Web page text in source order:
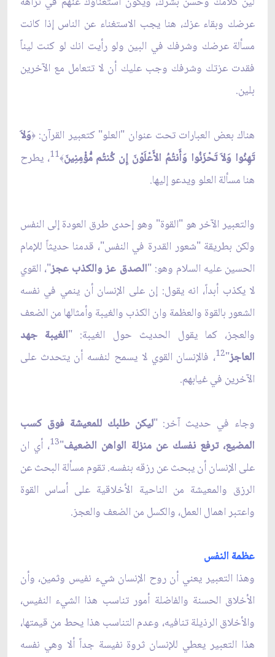
عرضك وبقاء عزك، هنا يجب الاستغناء عن الناس إذا كانت
مسألة عرضك وشرفك في البين ولو رأيت انك لو كنت ليناً
فقدت عزتك وشرفك وجب عليك أن لا تتعامل مع الآخرين
بلين.
هناك بعض العبارات تحت عنوان "العلو" كتعبير القرآن:﴿وَلاَ
تَهِنُوا وَلاَ تَحْزَنُوا وَأَنتُمُ الأَعْلَوْنَ إِن كُنتُم مُّؤْمِنِينَ﴾11، يطرح
هنا مسألة العلو ويدعو إليها.
والتعبير الآخر هو "القوة" وهو إحدى طرق العودة إلى النفس
ولكن بطريقة "شعور القدرة في النفس"، قدمنا حديثاً للإمام
الحسين عليه السلام وهو: "الصدق عز والكذب عجز"، القوي
لا يكذب أبداً، انه يقول: إن على الإنسان أن ينمي في نفسه
الشعور بالقوة والعظمة وان الكذب والغيبة وأمثالها من الضعف
والعجز، كما يقول الحديث حول الغيبة: "الغيبة جهد
العاجز"
12، فالإنسان القوي لا يسمح لنفسه أن يتحدث على
الآخرين في غيابهم.
وجاء في حديث آخر: "ليكن طلبك للمعيشة فوق كسب
المضيع، ترفع نفسك عن منزلة الواهن الضعيف"
13، أي ان
على الإنسان أن يبحث عن رزقه بنفسه. تقوم مسألة البحث عن
الرزق والمعيشة من الناحية الأخلاقية على أساس القوة
واعتبر اهمال العمل، والكسل من الضعف والعجز.
عظمة النفس
وهذا التعبير يعني أن روح الإنسان شيء نفيس وثمين، وأن
الأخلاق الحسنة والفاضلة أمور تناسب هذا الشيء النفيس،
والأخلاق الرذيلة تنافيه، وعدم التناسب هذا يحط من قيمتها،
هذا التعبير يعطي للإنسان ثروة نفيسة جداً ألا وهي نفسه